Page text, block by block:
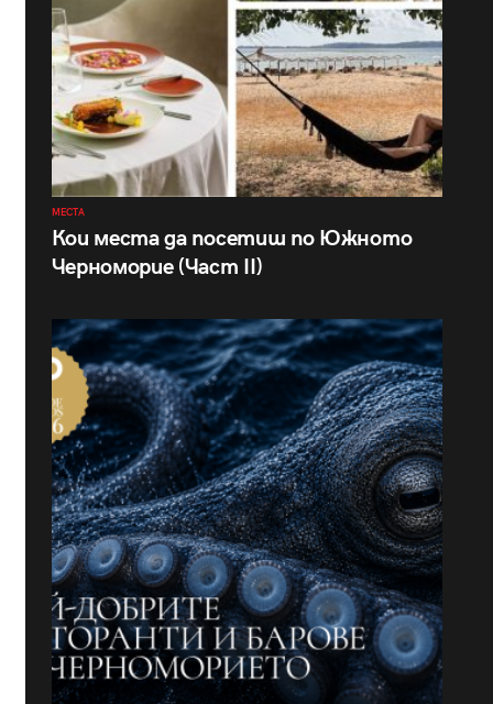
МЕСТА
Кои места да посетиш по Южното
Черноморие (Част II)